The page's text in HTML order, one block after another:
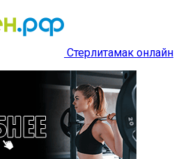
Стерлитамак онлайн